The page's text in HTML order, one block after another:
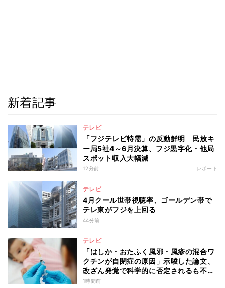
新着記事
テレビ
「フジテレビ特需」の反動鮮明 民放キ
ー局5社4～6月決算、フジ黒字化・他局
スポット収入大幅減
12分前 レポート
テレビ
4月クール世帯視聴率、ゴールデン帯で
テレ東がフジを上回る
44分前
テレビ
「はしか・おたふく風邪・風疹の混合ワ
クチンが自閉症の原因」示唆した論文、
改ざん発覚で科学的に否定されるも不安
消えず…科学者たちの反証はなぜ届かな
1時間前